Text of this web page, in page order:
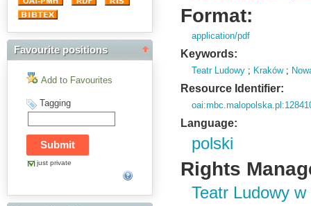
Favourite positions
Add to Favourites
Tagging
just private
Format:
application/pdf
Keywords:
Teatr Ludowy ; Kraków;
Resource Identifier:
Language:
polski
Rights
Teatr Ludowy